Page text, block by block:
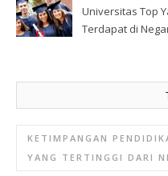
Universitas Top
Terdapat di
KETIMPANGAN
YANG TERTINGGI DARI